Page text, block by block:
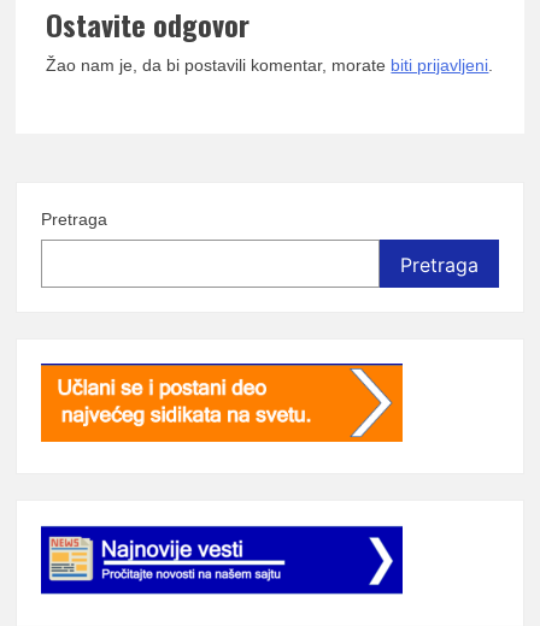
Ostavite odgovor
Žao nam je, da bi postavili komentar, morate biti prijavljeni
Pretraga
Pretraga